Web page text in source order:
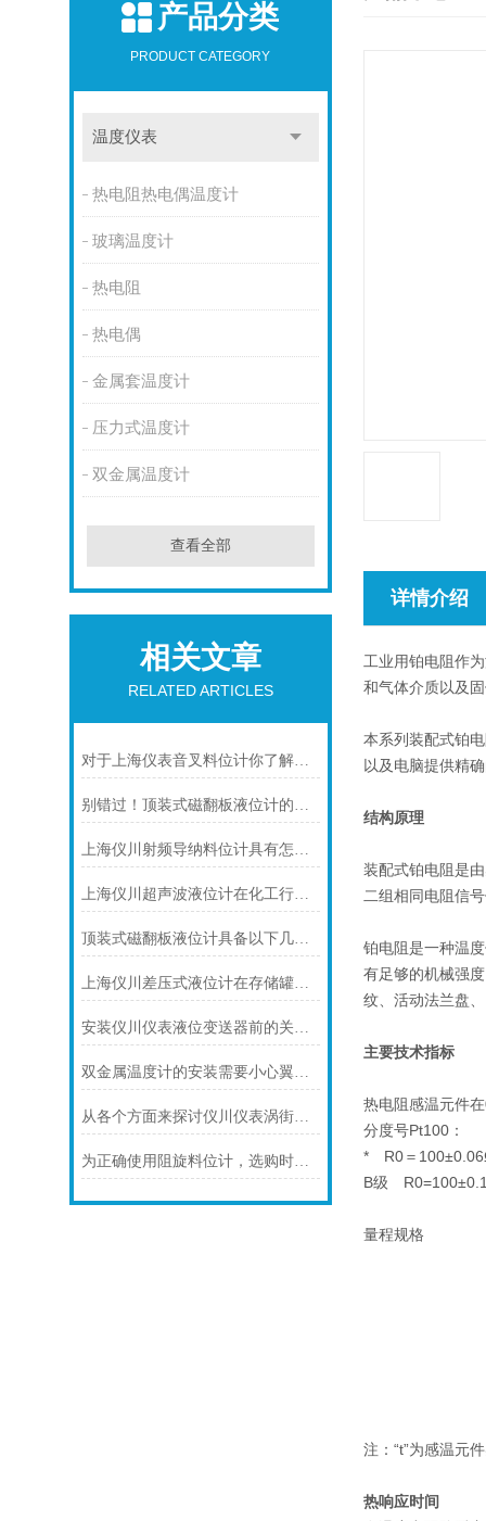
产品分类
PRODUCT CATEGORY
温度仪表
热电阻热电偶温度计
玻璃温度计
热电阻
热电偶
金属套温度计
压力式温度计
双金属温度计
查看全部
相关文章
RELATED ARTICLES
对于上海仪表音叉料位计你了解多少呢？
别错过！顶装式磁翻板液位计的适用版图，一文解锁核心场景
上海仪川射频导纳料位计具有怎样的特点呢？
上海仪川超声波液位计在化工行业中的应用优势
顶装式磁翻板液位计具备以下几大主要特点
上海仪川差压式液位计在存储罐液位测量的应用
安装仪川仪表液位变送器前的关键步骤，确保设备运行无忧！
双金属温度计的安装需要小心翼翼的！
从各个方面来探讨仪川仪表涡街流量计的技术特点
为正确使用阻旋料位计，选购时应注意以下几点
详情介绍
工业用铂电阻作
和气体介质以及
本系列装配式铂
以及电脑提供精
结构原理
装配式铂电阻是
二组相同电阻信
铂电阻是一种温
有足够的机械强
纹、活动法兰盘
主要技术指标
热电阻感温元件
分度号Pt100：
* R0＝
B级
量程规格
注：“t”为感温元
热响应时间